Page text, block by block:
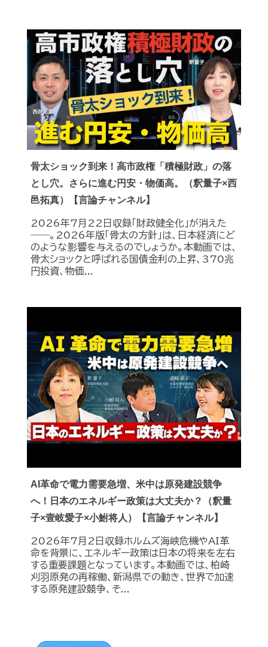
骨太ショック到来！高市政権「積極財政」の落
とし穴。さらに進む円安・物価高。（釈量子×西
邑拓真）【言論チャンネル】
2026年7月22日収録「財政健全化」が消えた
――。2026年版「骨太の方針」は、日本経済にど
のような影響を与えるのでしょうか。本動画では、
骨太ショックと呼ばれる国債金利の上昇、370兆
円投資、物価...
AI革命で電力需要急増、米中は原発建設競争
へ！日本のエネルギー政策は大丈夫か？（釈量
子×壹岐愛子×小鮒将人）【言論チャンネル】
2026年7月2日収録ホルムズ海峡危機やAI革
命を背景に、エネルギー政策は日本の将来を左右
する重要課題となっています。本動画では、柏崎
刈羽原発の再稼働、新潟県での動き、世界で加速
する原発建設競争、そ...